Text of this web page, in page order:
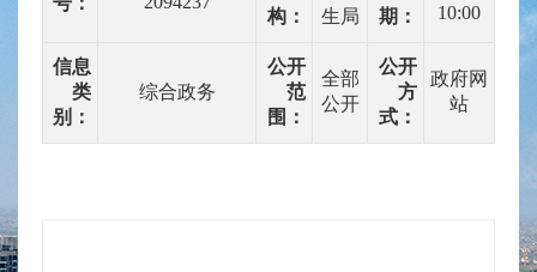
构：
生局
期：
10:00
信息
类
别：
综合政务
公开
范
围：
全部
公开
公开
方
式：
政府网
站